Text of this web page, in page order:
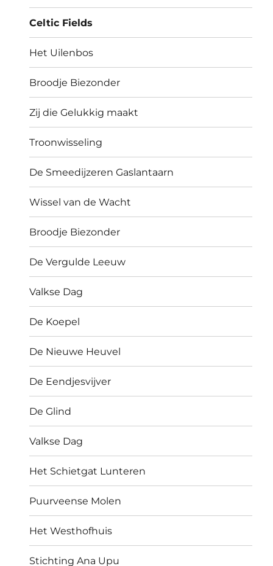
Celtic Fields
Het Uilenbos
Broodje Biezonder
Zij die Gelukkig maakt
Troonwisseling
De Smeedijzeren Gaslantaarn
Wissel van de Wacht
Broodje Biezonder
De Vergulde Leeuw
Valkse Dag
De Koepel
De Nieuwe Heuvel
De Eendjesvijver
De Glind
Valkse Dag
Het Schietgat Lunteren
Puurveense Molen
Het Westhofhuis
Stichting Ana Upu